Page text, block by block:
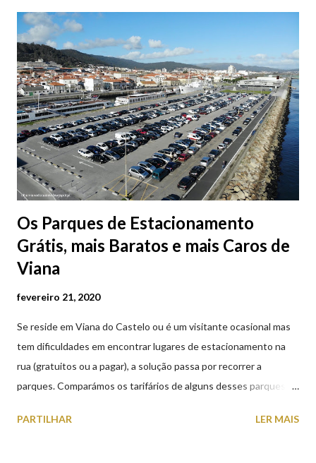
Os Parques de Estacionamento
Grátis, mais Baratos e mais Caros de
Viana
fevereiro 21, 2020
Se reside em Viana do Castelo ou é um visitante ocasional mas
tem dificuldades em encontrar lugares de estacionamento na
rua (gratuitos ou a pagar), a solução passa por recorrer a
parques. Comparámos os tarifários de alguns desses parques de
subterrâneos) perto do centro da cidade (entenda-se por
PARTILHAR LER MAIS